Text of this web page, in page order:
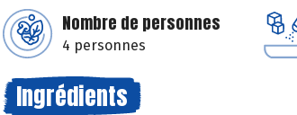
Nombre de personnes
4 personnes
Ingrédients